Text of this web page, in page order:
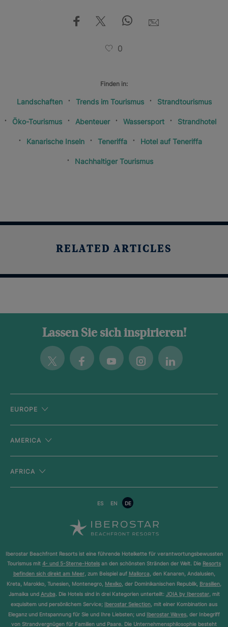
0
Finden in:
Landschaften Trends im Tourismus Strandtourismus
Öko-Tourismus Abenteuer Wassersport Strandhotel
Kanarische Inseln Teneriffa Hotel auf Teneriffa
Nachhaltiger Tourismus
RELATED ARTICLES
Lassen Sie sich inspirieren!
Twitter FacebookYoutubeInstagramLinkedin
EUROPE
AMERICA
AFRICA
ES EN DE
Iberostar Beachfront Resorts ist eine führende Hotelkette für verantwortungsbewussten
Tourismus mit 4- und 5-Sterne-Hotels an den schönsten Stränden der Welt. Die Resorts
befinden sich direkt am Meer, zum Beispiel auf Mallorca, den Kanaren, Andalusien,
Kreta, Marokko, Tunesien, Montenegro, Mexiko, der Dominikanischen Republik, Brasilien,
Jamaika und Aruba. Die Hotels sind in drei Kategorien unterteilt: JOIA by Iberostar, mit
exquisitem und persönlichem Service; Iberostar Selection, mit einer Kombination aus
Eleganz und Entspannung für Sie und Ihre Liebsten; und Iberostar Waves, der Inbegriff
von Strandvergnügen für Familien und Paare. Die Unternehmensphilosophie besteht